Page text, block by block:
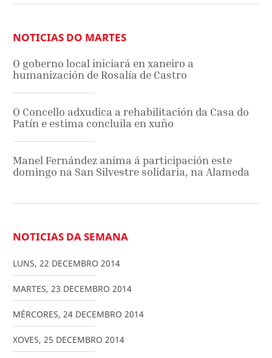
NOTICIAS DO MARTES
O goberno local iniciará en xaneiro a
humanización de Rosalía de Castro
O Concello adxudica a rehabilitación da Casa do
Patín e estima concluila en xuño
Manel Fernández anima á participación este
domingo na San Silvestre solidaria, na Alameda
NOTICIAS DA SEMANA
LUNS, 22 DECEMBRO 2014
MARTES, 23 DECEMBRO 2014
MÉRCORES, 24 DECEMBRO 2014
XOVES, 25 DECEMBRO 2014